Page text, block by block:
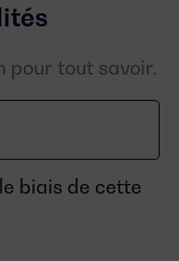
pour tout savoir.
biais de cette